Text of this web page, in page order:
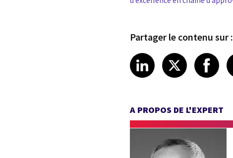
Partager le contenu sur :
Share article
LinkedIn
Share
X
A PROPOS DE L'EXPERT